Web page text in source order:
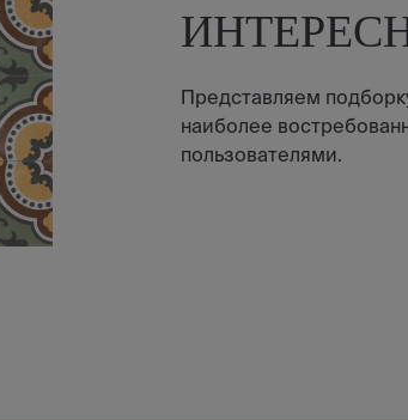
Представляем
наиболее
пользователями.